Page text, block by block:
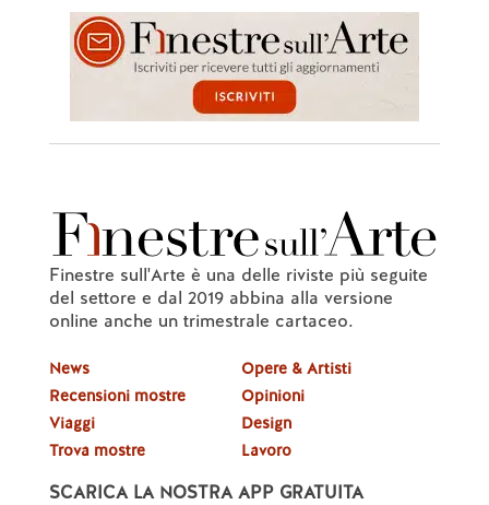
Finestre sull'Arte è una delle riviste più seguite
del settore e dal 2019 abbina alla versione
online anche un trimestrale cartaceo.
News
Recensioni mostre
Viaggi
Trova mostre
Opere & Artisti
Opinioni
Design
Lavoro
SCARICA LA NOSTRA APP GRATUITA